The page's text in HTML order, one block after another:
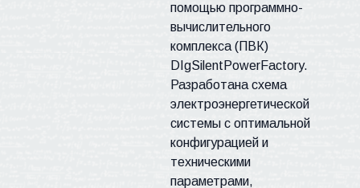
помощью программно-
вычислительного
комплекса (ПВК)
DIgSilentPowerFactory.
Разработана схема
электроэнергетической
системы с оптимальной
конфигурацией и
техническими
параметрами,